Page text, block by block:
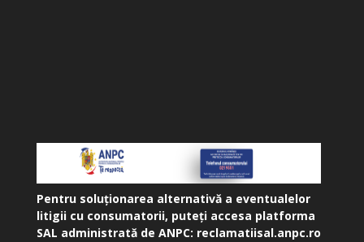
Pentru soluționarea alternativă a eventualelor
litigii cu consumatorii, puteți accesa platforma
SAL administrată de ANPC: reclamatiisal.anpc.ro